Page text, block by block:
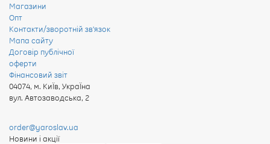
Магазини
Опт
Контакти/зворотній зв'язок
Мапа сайту
Договір публічної
оферти
Фінансовий звіт
04074, м. КиЇв, УкраЇна
вул. Автозаводська, 2
order@yaroslav.ua
Новини і акції